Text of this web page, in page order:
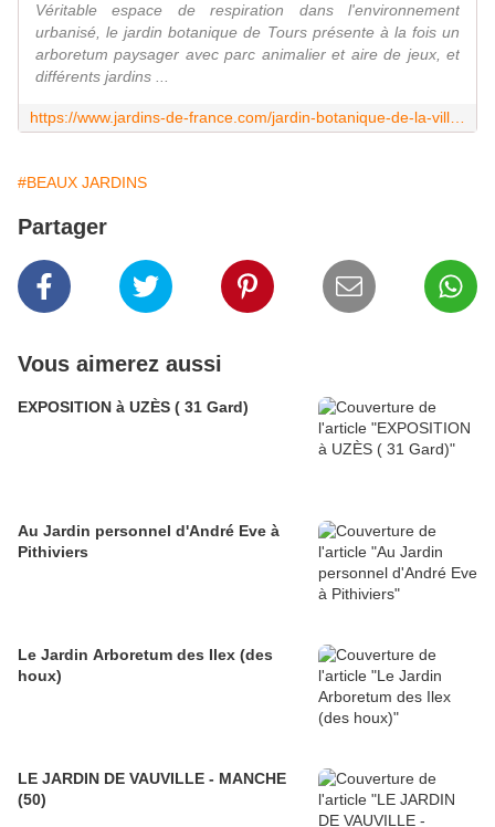
Véritable espace de respiration dans l'environnement
urbanisé, le jardin botanique de Tours présente à la fois un
arboretum paysager avec parc animalier et aire de jeux, et
différents jardins ...
#BEAUX JARDINS
Partager
Vous aimerez aussi
EXPOSITION à UZÈS ( 31 Gard)
Au Jardin personnel d'André Eve à
Pithiviers
Le Jardin Arboretum des Ilex (des
houx)
LE JARDIN DE VAUVILLE - MANCHE
(50)